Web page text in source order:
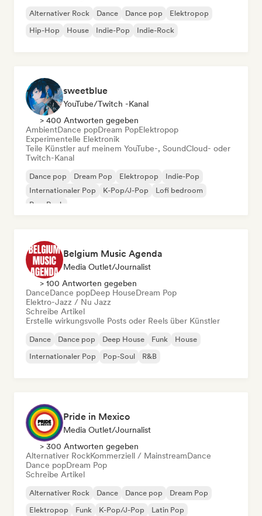
Alternativer Rock Dance Dance pop
Elektropop
Hip-Hop
House Indie-Pop Indie-Rock
sweetblue
YouTube/Twitch -Kanal
> 400 Antworten gegeben
AmbientDance popDream PopElektropop
Experimentelle Elektronik
Teile Künstler auf meinem YouTube-, SoundCloud- oder
Twitch-Kanal
Dance pop Dream Pop Elektropop
Indie-Pop
Internationaler Pop
K-Pop/J-Pop
Lofi bedroom
Pop-Rock
Belgium Music Agenda
Media Outlet/Journalist
> 100 Antworten gegeben
DanceDance popDeep HouseDream Pop
Elektro-Jazz / Nu Jazz
Schreibe Artikel
Erstelle wirkungsvolle Posts oder Reels über Künstler
Dance Dance pop Deep House Funk
House
Internationaler Pop
Pop-Soul R&B
Pride in Mexico
Media Outlet/Journalist
> 300 Antworten gegeben
Alternativer RockKommerziell / MainstreamDance
Dance popDream Pop
Schreibe Artikel
Alternativer Rock Dance Dance pop
Dream Pop
Elektropop
Funk K-Pop/J-Pop Latin Pop